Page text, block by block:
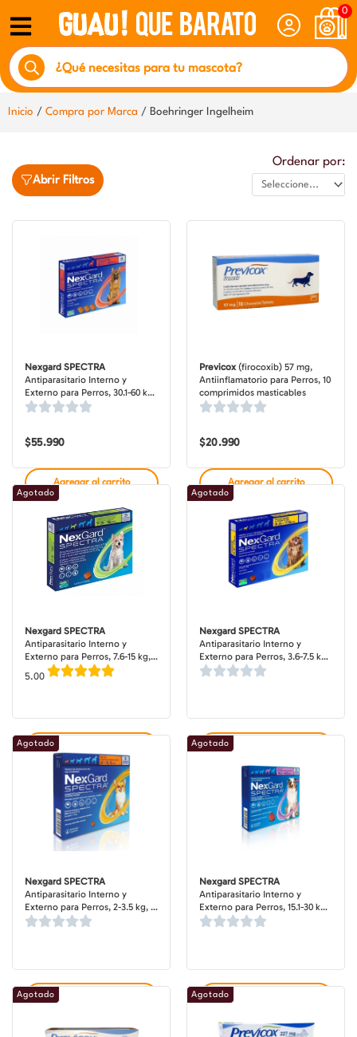
contenido
0
Búsqueda
de
productos
Inicio / Compra por Marca / Boehringer Ingelheim
Abrir Filtros
Ordenar por:
Nexgard SPECTRA
Antiparasitario Interno y
Externo para Perros, 30.1-60 kg,
3 comprimidos masticables
$55.990
Agregar al carrito
Previcox (firocoxib) 57 mg,
Antiinflamatorio para Perros, 10
comprimidos masticables
$20.990
Agregar al carrito
Nexgard SPECTRA
Antiparasitario Interno y
Externo para Perros, 7.6-15 kg, 3
comprimidos masticables
(dosis mensuales)
5.00
Agotado
Agregar al carrito
Nexgard SPECTRA
Antiparasitario Interno y
Externo para Perros, 3.6-7.5 kg,
3 comprimidos masticables
Agotado
Agregar al carrito
Nexgard SPECTRA
Antiparasitario Interno y
Externo para Perros, 2-3.5 kg, 3
comprimidos masticables
Agotado
Agregar al carrito
Nexgard SPECTRA
Antiparasitario Interno y
Externo para Perros, 15.1-30 kg,
3 comprimidos masticables
Agotado
Agregar al carrito
Agotado Agotado